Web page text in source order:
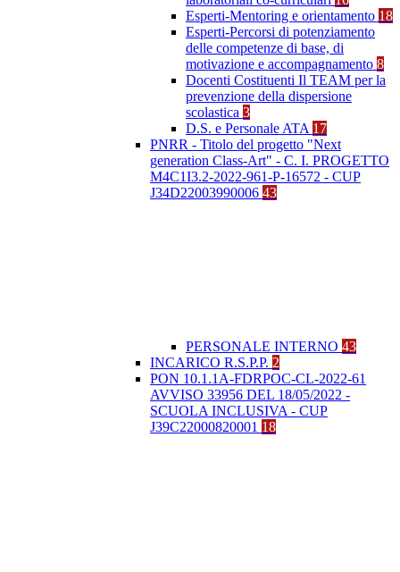
Esperti-Mentoring e orientamento 18
Esperti-Percorsi di potenziamento
delle competenze di base, di
motivazione e accompagnamento 8
Docenti Costituenti Il TEAM per la
prevenzione della dispersione
scolastica 3
D.S. e Personale ATA 17
PNRR - Titolo del progetto "Next
generation Class-Art" - C. I. PROGETTO
M4C1I3.2-2022-961-P-16572 - CUP
J34D22003990006 43
PERSONALE INTERNO 43
INCARICO R.S.P.P. 2
PON 10.1.1A-FDRPOC-CL-2022-61
AVVISO 33956 DEL 18/05/2022 -
SCUOLA INCLUSIVA - CUP
J39C22000820001 18